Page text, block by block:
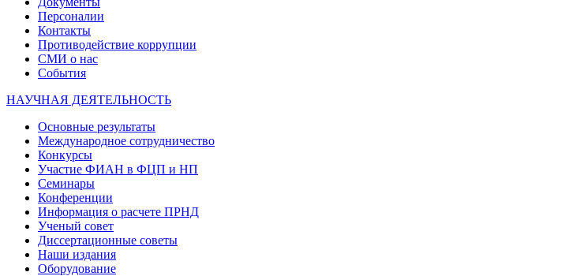
Персоналии
Контакты
Противодействие коррупции
СМИ о нас
События
НАУЧНАЯ ДЕЯТЕЛЬНОСТЬ
Основные результаты
Международное сотрудничество
Конкурсы
Участие ФИАН в ФЦП и НП
Семинары
Конференции
Информация о расчете ПРНД
Ученый совет
Диссертационные советы
Наши издания
Оборудование